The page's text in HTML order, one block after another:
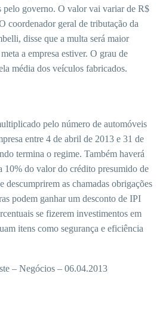
pelo governo. O valor vai variar de R$
coordenador geral de tributação da
disse que a multa será maior
a empresa estiver. O grau de
média dos veículos fabricados.
pelo número de automóveis
entre 4 de abril de 2013 e 31 de
termina o regime. Também haverá
10% do valor do crédito presumido de
descumprirem as chamadas obrigações
podem ganhar um desconto de IPI
se fizerem investimentos em
itens como segurança e eficiência
– Negócios – 06.04.2013